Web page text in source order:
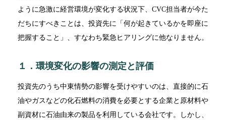
ように急激に経営環境が変化する状況下、CVC担当者が今た
だちにすべきことは、投資先に「何が起きているかを即座に
把握すること」、すなわち緊急ヒアリングに他なりません。
１．環境変化の影響の測定と評価
投資先のうち中東情勢の影響を受けやすいのは、直接的に石
油やガスなどの化石燃料の消費を必要とする企業と原材料や
副資材に石油由来の製品を利用している会社です。しかし、